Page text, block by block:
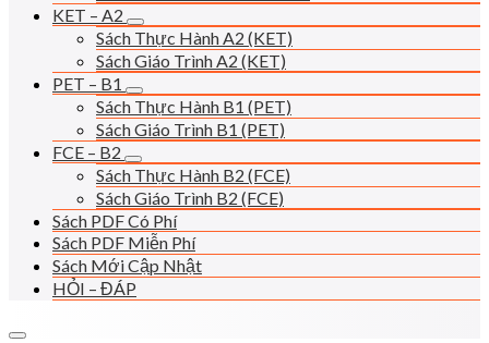
KET – A2
Sách Thực Hành A2 (KET)
Sách Giáo Trình A2 (KET)
PET – B1
Sách Thực Hành B1 (PET)
Sách Giáo Trình B1 (PET)
FCE – B2
Sách Thực Hành B2 (FCE)
Sách Giáo Trình B2 (FCE)
Sách PDF Có Phí
Sách PDF Miễn Phí
Sách Mới Cập Nhật
HỎI – ĐÁP